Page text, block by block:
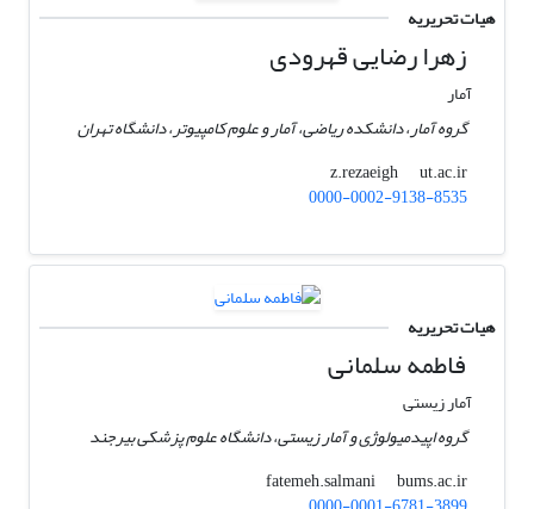
هیات تحریریه
زهرا رضایی قهرودی
آمار
گروه آمار، دانشکده ریاضی، آمار و علوم کامپیوتر، دانشگاه تهران
z.rezaeigh
ut.ac.ir
0000-0002-9138-8535
هیات تحریریه
فاطمه سلمانی
آمار زیستی
گروه اپیدمیولوژی و آمار زیستی، دانشگاه علوم پزشکی بیرجند
fatemeh.salmani
bums.ac.ir